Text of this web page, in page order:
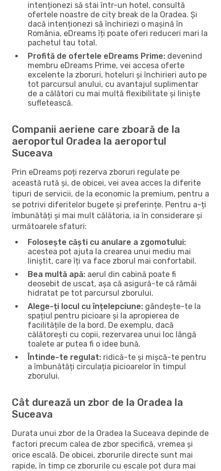
intenționezi să stai într-un hotel, consultă
ofertele noastre de city break de la Oradea. Și
dacă intenționezi să închiriezi o mașină în
România, eDreams îți poate oferi reduceri mari la
pachetul tau total.
Profită de ofertele eDreams Prime: devenind
membru eDreams Prime, vei accesa oferte
excelente la zboruri, hoteluri și închirieri auto pe
tot parcursul anului, cu avantajul suplimentar
de a călători cu mai multă flexibilitate și liniște
sufletească.
Companii aeriene care zboară de la
aeroportul Oradea la aeroportul
Suceava
Prin eDreams poți rezerva zboruri regulate pe
această rută și, de obicei, vei avea acces la diferite
tipuri de servicii, de la economic la premium, pentru a
se potrivi diferitelor bugete și preferințe. Pentru a-ți
îmbunătăți și mai mult călătoria, ia în considerare și
următoarele sfaturi:
Folosește căști cu anulare a zgomotului:
acestea pot ajuta la crearea unui mediu mai
liniștit, care îți va face zborul mai confortabil.
Bea multă apă: aerul din cabină poate fi
deosebit de uscat, așa că asigură-te că rămâi
hidratat pe tot parcursul zborului.
Alege-ți locul cu înțelepciune: gândește-te la
spațiul pentru picioare și la apropierea de
facilitățile de la bord. De exemplu, dacă
călătorești cu copii, rezervarea unui loc lângă
toalete ar putea fi o idee bună.
Întinde-te regulat: ridică-te și mișcă-te pentru
a îmbunătăți circulația picioarelor în timpul
zborului.
Cât durează un zbor de la Oradea la
Suceava
Durata unui zbor de la Oradea la Suceava depinde de
factori precum calea de zbor specifică, vremea și
orice escală. De obicei, zborurile directe sunt mai
rapide, în timp ce zborurile cu escale pot dura mai